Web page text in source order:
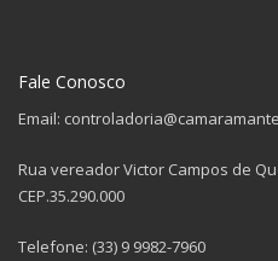
Fale Conosco
Email:
Rua vereador Victor Campos de
CEP.35.290.000
Telefone: (33) 9 9982-7960